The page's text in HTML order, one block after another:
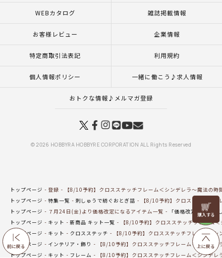
前に戻る
リリヤン
フェア
上に戻る
WEBカタログ 雑誌掲載情報
お客様レビュー 企業情報
特定商取引法表記 利用規約
個人情報ポリシー 一緒に働こう♪求人情報
おトクな情報♪メルマガ登録
© 2026 HOBBYRA HOBBYRE CORPORATION ALL Rights Reserved
トップページ 登録
【8/10予約】クロスステッチフレーム＜シンデレラ～魔法の時
トップページ
特集一覧 刺しゅうで紡ぐおとぎ話
【8/10予約】クロスステッチフ
トップページ
７月24日(金)より価格改定になるアイテム一覧
「価格改定対象」刺
トップページ
キット 新商品 キット一覧
【8/10予約】クロスステッチフレーム
トップページ
キット クロスステッチ
【8/10予約】クロスステッチフレーム＜シ
トップページ
インテリア・飾り
【8/10予約】クロスステッチフレーム＜シンデレ
トップページ
キット フレーム 【8/10予約】クロスステッチフレーム＜シンデレ